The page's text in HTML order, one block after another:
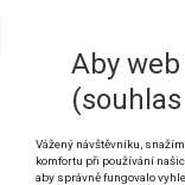
DAŇ Z
PŘI
3 zákonného
Aby
Vážený návštěvníku,
komfortu při používání
aby správně fungovalo